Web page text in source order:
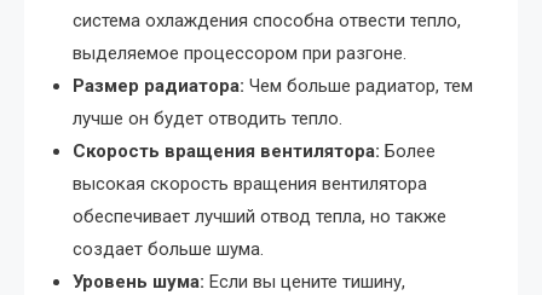
система охлаждения способна отвести тепло,
выделяемое процессором при разгоне.
Размер радиатора: Чем больше радиатор, тем
лучше он будет отводить тепло.
Скорость вращения вентилятора: Более
высокая скорость вращения вентилятора
обеспечивает лучший отвод тепла, но также
создает больше шума.
Уровень шума: Если вы цените тишину,